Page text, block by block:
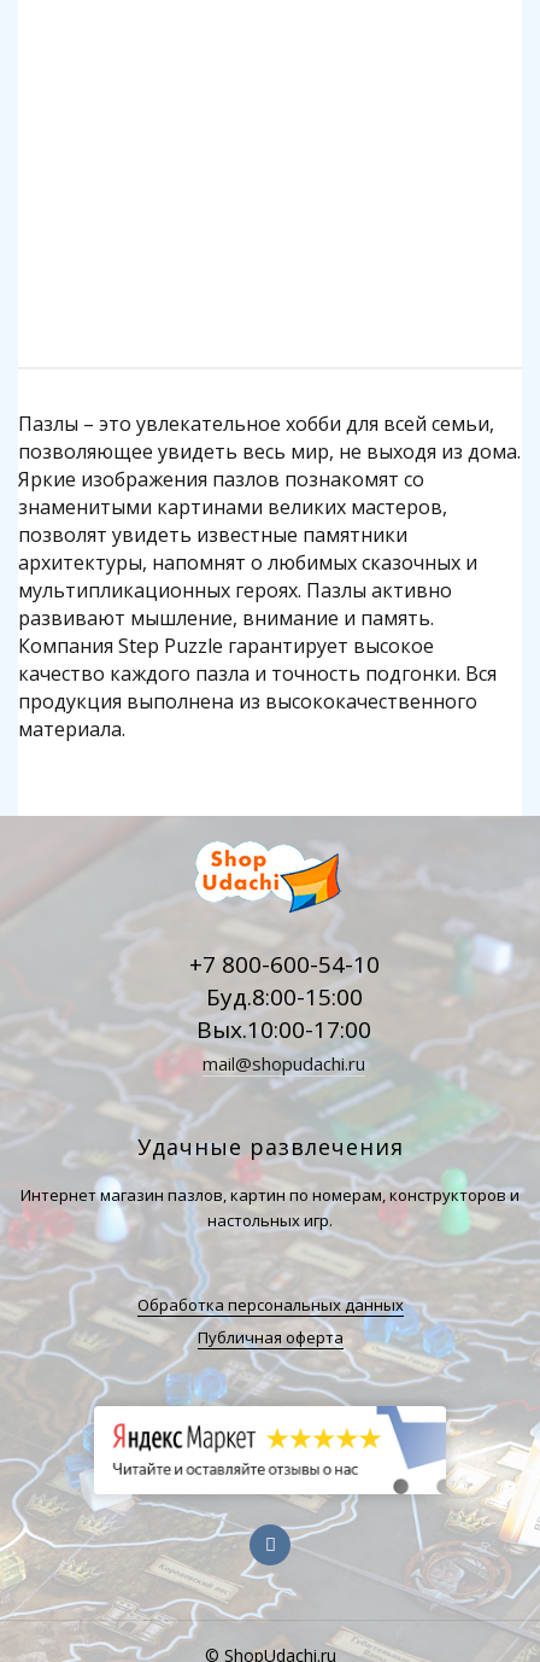
Пазлы – это увлекательное хобби для всей семьи,
позволяющее увидеть весь мир, не выходя из дома.
Яркие изображения пазлов познакомят со
знаменитыми картинами великих мастеров,
позволят увидеть известные памятники
архитектуры, напомнят о любимых сказочных и
мультипликационных героях. Пазлы активно
развивают мышление, внимание и память.
Компания Step Puzzle гарантирует высокое
качество каждого пазла и точность подгонки. Вся
продукция выполнена из высококачественного
материала.
+7 800-600-54-10
Буд.8:00-15:00
Вых.10:00-17:00
mail@shopudachi.ru
Удачные развлечения
Интернет магазин пазлов, картин по номерам, конструкторов и
настольных игр.
Обработка персональных данных
Публичная оферта
© ShopUdachi.ru